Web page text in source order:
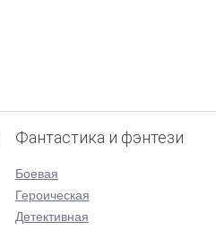
Фантастика и фэнтези
Боевая
Героическая
Детективная